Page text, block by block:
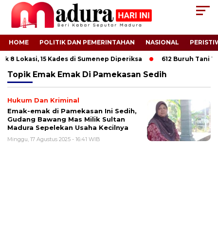
HOME POLITIK DAN PEMERINTAHAN NASIONAL
Lokasi, 15 Kades di Sumenep Diperiksa 612 Buruh Tani
Topik Emak Emak Di Pamekasan Sedih
Hukum Dan Kriminal
Emak-emak di Pamekasan Ini Sedih,
Gudang Bawang Mas Milik Sultan
Madura Sepelekan Usaha Kecilnya
Minggu, 17 Agustus 2025 - 16:41 WIB